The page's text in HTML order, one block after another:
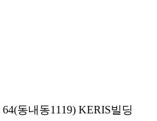
동내동1119) KERIS빌딩